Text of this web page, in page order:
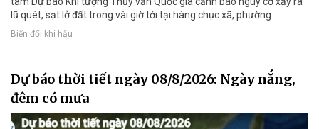
lũ quét, sạt lở đất trong vài giờ tới tại hàng chục xã, phường.
Biến đổi khí hậu
Dự báo thời tiết ngày 08/8/2026: Ngày nắng,
đêm có mưa